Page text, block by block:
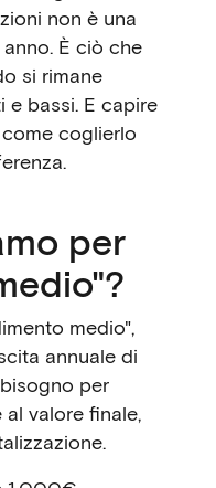
non è una
È ciò che
si rimane
e bassi. E capire
coglierlo
per
medio",
annuale di
per
valore finale,